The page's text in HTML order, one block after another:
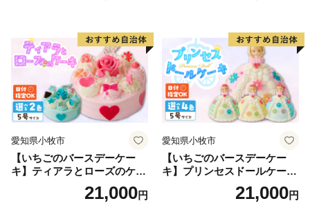
デコレーションケーキ ホー
ルケーキ
愛知県小牧市
【いちごのバースデーケー
キ】ティアラとローズのケー
キ スイーツ デザート 洋菓
子 お取り寄せ 愛知県 小牧市
21,000円
愛知県小牧市
【いちごのバースデーケー
キ】プリンセスドールケーキ
日時指定可 スイーツ デザー
ト 洋菓子 お取り寄せ 愛知県
21,000円